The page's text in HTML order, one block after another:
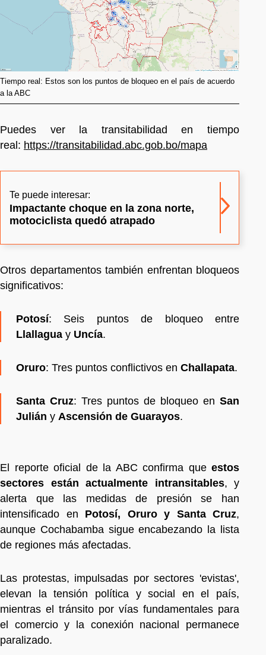
Tiempo real: Estos son los puntos de bloqueo en el país de acuerdo
a la ABC
Puedes ver la transitabilidad en tiempo
real: https://transitabilidad.abc.gob.bo/mapa
Te puede interesar:
Impactante choque en la zona norte,
motociclista quedó atrapado
Otros departamentos también enfrentan bloqueos
significativos:
Potosí: Seis puntos de bloqueo entre
Llallagua y Uncía.
Oruro: Tres puntos conflictivos en Challapata.
Santa Cruz: Tres puntos de bloqueo en San
Julián y Ascensión de Guarayos.
El reporte oficial de la ABC confirma que estos
sectores están actualmente intransitables, y
alerta que las medidas de presión se han
intensificado en Potosí, Oruro y Santa Cruz,
aunque Cochabamba sigue encabezando la lista
de regiones más afectadas.
Las protestas, impulsadas por sectores 'evistas',
elevan la tensión política y social en el país,
mientras el tránsito por vías fundamentales para
el comercio y la conexión nacional permanece
paralizado.